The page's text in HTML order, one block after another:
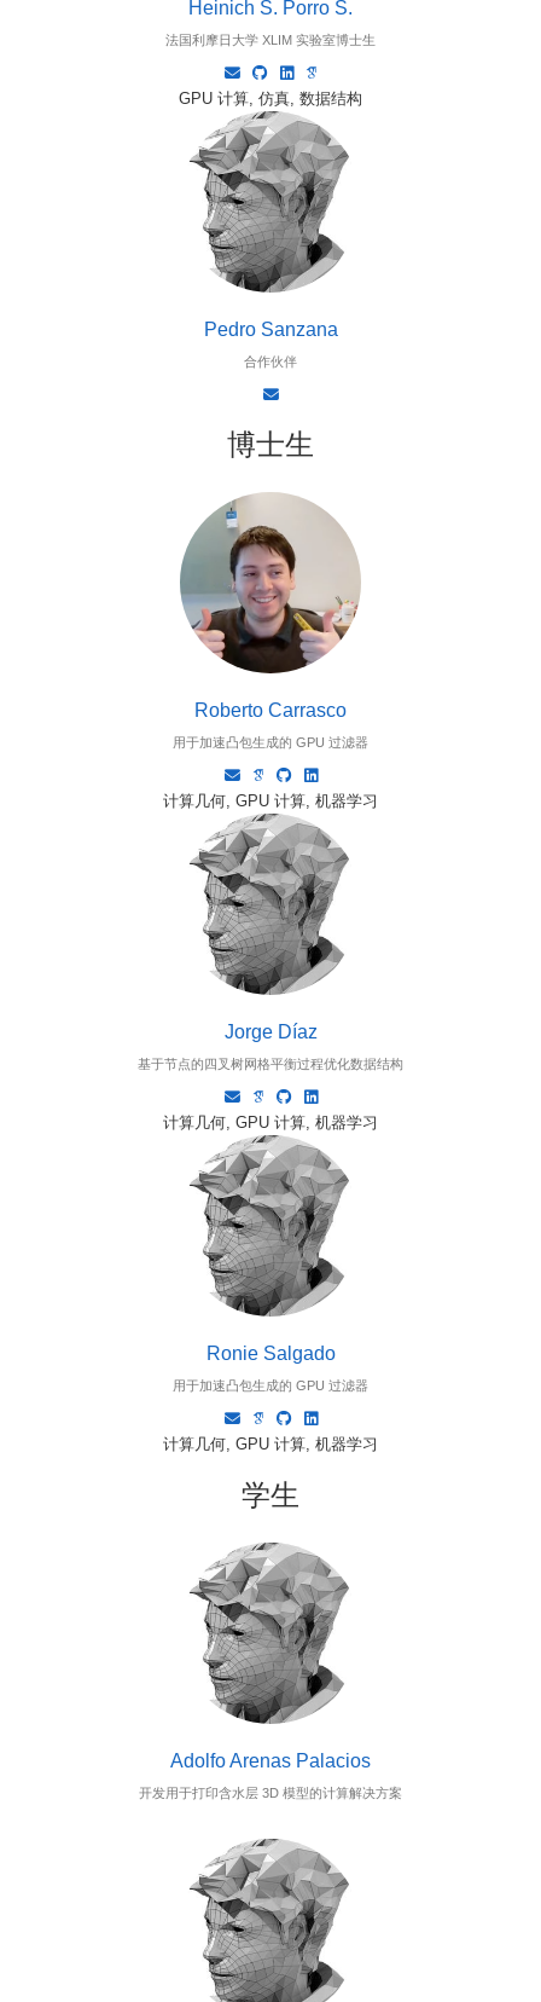
Heinich S. Porro S.
法国利摩日大学 XLIM 实验室博士生
GPU 计算, 仿真, 数据结构
Pedro Sanzana
合作伙伴
博士生
Roberto Carrasco
用于加速凸包生成的 GPU 过滤器
计算几何, GPU 计算, 机器学习
Jorge Díaz
基于节点的四叉树网格平衡过程优化数据结构
计算几何, GPU 计算, 机器学习
Ronie Salgado
用于加速凸包生成的 GPU 过滤器
计算几何, GPU 计算, 机器学习
学生
Adolfo Arenas Palacios
开发用于打印含水层 3D 模型的计算解决方案